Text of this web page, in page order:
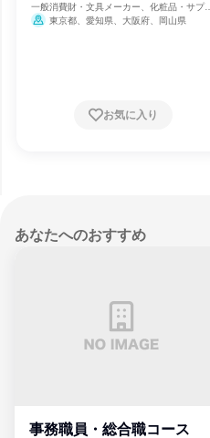
一般消費財・文具メーカー、化粧品・サプリ
メーカー、アパレル・繊維・スポーツメーカ
ー
東京都、愛知県、大阪府、岡山県
お気に入り
あなたへのおすすめ
事務職員・総合職コース